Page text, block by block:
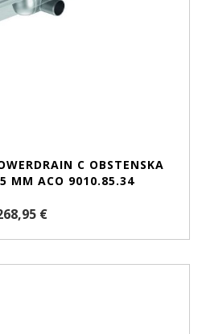
C OBSTENSKA
MM ACO 9010.85.34
€